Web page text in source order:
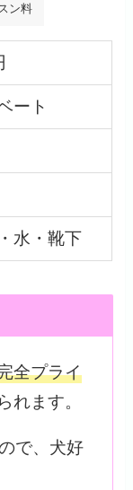
ン料
ート
水・靴下
全プライ
れます。
で、犬好